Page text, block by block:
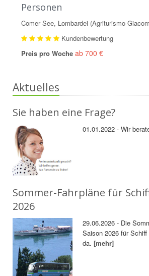
Personen
Comer See, Lombardei (Agriturismo
Kundenbewertung
Preis pro Woche ab 700 €
Aktuelles
Sie haben eine Frage?
01.01.2022 - Wir
Sommer-Fahrpläne für
2026
29.06.2026 - Die
Saison 2026 für
da.[mehr]